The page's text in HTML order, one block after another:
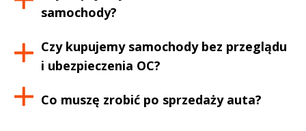
samochody?
Czy kupujemy samochody bez przeglądu
i ubezpieczenia OC?
Co muszę zrobić po sprzedaży auta?